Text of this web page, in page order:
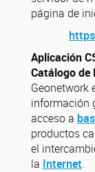
página de
Aplicación
Catálogo
Geonetwork
información
acceso a
productos
el
la Internet.